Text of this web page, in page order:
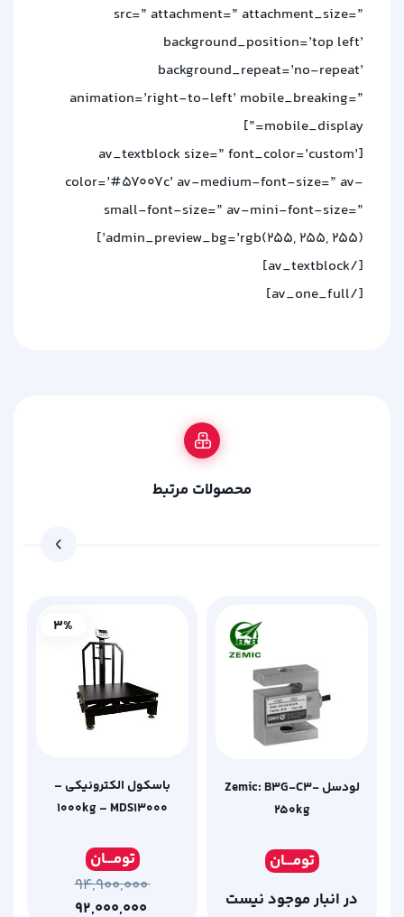
src=” attachment=” attachment_size=”
background_position=’top left’
background_repeat=’no-repeat’
animation=’right-to-left’ mobile_breaking=”
mobile_display=”]
[av_textblock size=” font_color=’custom’
color=’#57007c’ av-medium-font-size=” av-
small-font-size=” av-mini-font-size=”
admin_preview_bg=’rgb(255, 255, 255)’]
[/av_textblock]
[/av_one_full]
محصولات مرتبط
لودسل Zemic: B3G-C3-
250kg
تومـــان
در انبار موجود نیست
باسکول الکترونیکی –
1000kg – MDS13000
تومـــان
۹۴,۹۰۰,۰۰۰
3%